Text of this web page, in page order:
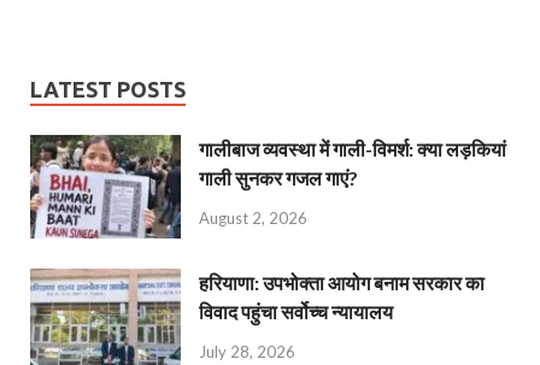
LATEST POSTS
गालीबाज व्‍यवस्‍था में गाली-विमर्श: क्या लड़कियां
गाली सुनकर गजल गाएं?
August 2, 2026
हरियाणा: उपभोक्ता आयोग बनाम सरकार का
विवाद पहुंचा सर्वोच्च न्यायालय
July 28, 2026